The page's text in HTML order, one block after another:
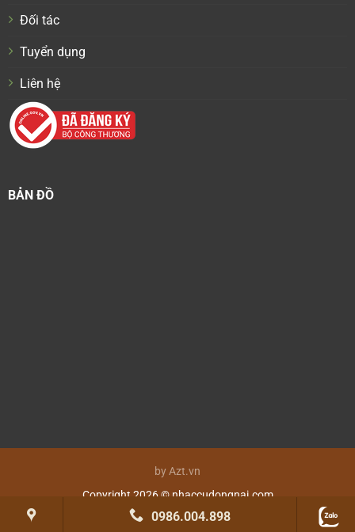
Đối tác
Tuyển dụng
Liên hệ
BẢN ĐỒ
by Azt.vn
Copyright 2026 © nhaccudongnai.com
0986.004.898